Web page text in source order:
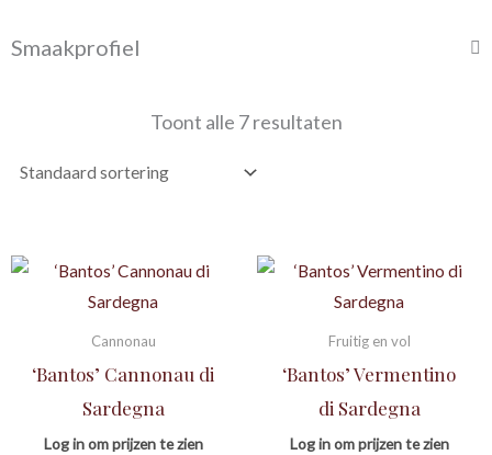
Smaakprofiel
Toont alle 7 resultaten
Cannonau
‘Bantos’ Cannonau di
Sardegna
Log in om prijzen te zien
Fruitig en vol
‘Bantos’ Vermentino
di Sardegna
Log in om prijzen te zien